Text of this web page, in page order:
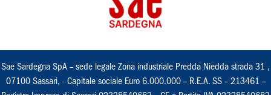
Sae Sardegna SpA – sede legale Zona industriale Predda Niedda strada 31 ,
07100 Sassari, - Capitale sociale Euro 6.000.000 – R.E.A. SS – 213461 –